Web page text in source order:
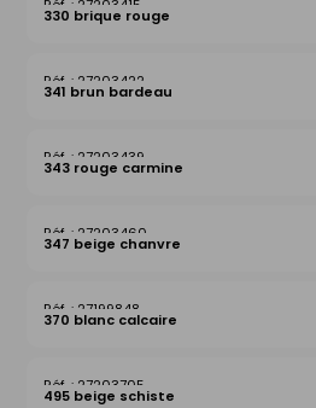
27203415
330 brique rouge
27203422
341 brun bardeau
27203439
343 rouge carmine
27203460
347 beige chanvre
27199848
370 blanc calcaire
27203705
495 beige schiste